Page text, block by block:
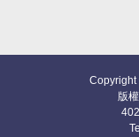
版